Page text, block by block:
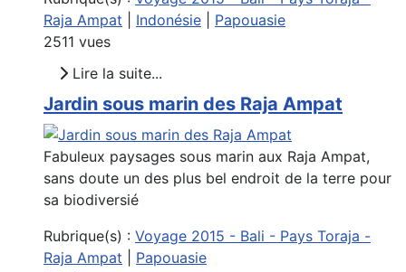
Raja Ampat
Indonésie
Papouasie
2511 vues
Lire la suite...
Jardin sous marin des Raja Ampat
Fabuleux paysages sous marin aux Raja Ampat,
sans doute un des plus bel endroit de la terre pour
sa biodiversié
Rubrique(s) : Voyage 2015 - Bali - Pays Toraja -
Raja Ampat
Papouasie